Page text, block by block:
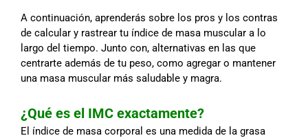
A continuación, aprenderás sobre los pros y los contras
de calcular y rastrear tu índice de masa muscular a lo
largo del tiempo. Junto con, alternativas en las que
centrarte además de tu peso, como agregar o mantener
una masa muscular más saludable y magra.
¿Qué es el IMC exactamente?
El índice de masa corporal es una medida de la grasa